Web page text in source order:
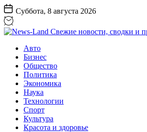
Перейти
к
содержанию
Суббота, 8 августа 2026
Land
Свежие
новости,
сводки
прогнозы
Авто
Бизнес
Общество
Политика
Экономика
Наука
Технологии
Спорт
Культура
Красота и здоровье